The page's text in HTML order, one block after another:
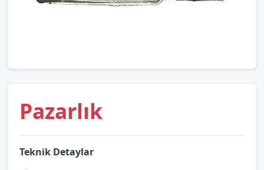
Pazarlık
Teknik Detaylar